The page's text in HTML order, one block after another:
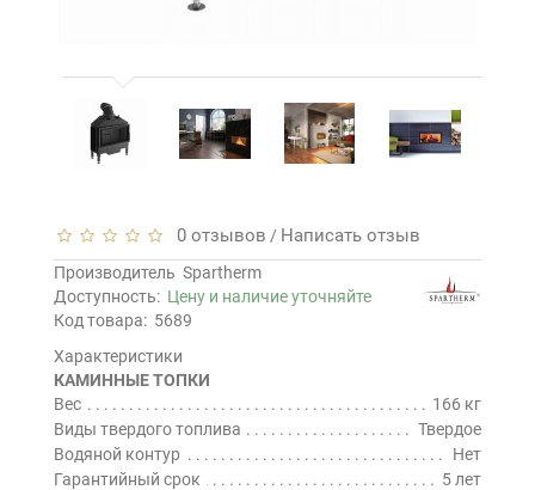
0 отзывов / Написать отзыв
Производитель Spartherm
Доступность: Цену и наличие уточняйте
Код товара: 5689
Характеристики
КАМИННЫЕ ТОПКИ
Вес
166 кг
Виды твердого топлива
Твердое
Водяной контур
Нет
Гарантийный срок
5 лет